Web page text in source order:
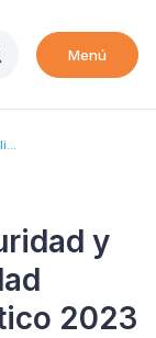
Menú
y
2023